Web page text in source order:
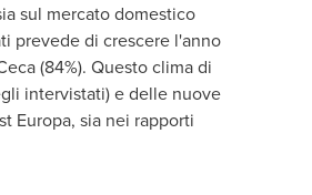
sul mercato domestico
prevede di crescere l'anno
(84%). Questo clima di
intervistati) e delle nuove
Europa, sia nei rapporti